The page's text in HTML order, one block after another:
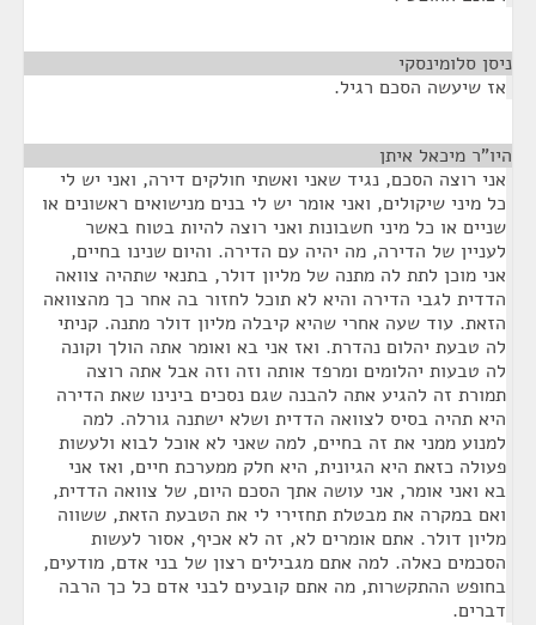
ניסן סלומינסקי
אז שיעשה הסכם רגיל.
היו"ר מיכאל איתן
אני רוצה הסכם, נגיד שאני ואשתי חולקים דירה, ואני יש לי
כל מיני שיקולים, ואני אומר יש לי בנים מנישואים ראשונים או
שניים או כל מיני חשבונות ואני רוצה להיות בטוח באשר
לעניין של הדירה, מה יהיה עם הדירה. והיום שנינו בחיים,
אני מוכן לתת לה מתנה של מליון דולר, בתנאי שתהיה צוואה
הדדית לגבי הדירה והיא לא תוכל לחזור בה אחר כך מהצוואה
הזאת. עוד שעה אחרי שהיא קיבלה מליון דולר מתנה. קניתי
לה טבעת יהלום נהדרת. ואז אני בא ואומר אתה הולך וקונה
לה טבעות יהלומים ומרפד אותה וזה וזה אבל אתה רוצה
תמורת זה להגיע אתה להבנה שגם נסכים בינינו שאת הדירה
היא תהיה בסיס לצוואה הדדית ושלא ישתנה גורלה. למה
למנוע ממני את זה בחיים, למה שאני לא אוכל לבוא ולעשות
פעולה כזאת היא הגיונית, היא חלק ממערכת חיים, ואז אני
בא ואני אומר, אני עושה אתך הסכם היום, של צוואה הדדית,
ואם במקרה את מבטלת תחזירי לי את הטבעת הזאת, ששווה
מליון דולר. אתם אומרים לא, זה לא אכיף, אסור לעשות
הסכמים כאלה. למה אתם מגבילים רצון של בני אדם, מודעים,
בחופש ההתקשרות, מה אתם קובעים לבני אדם כל כך הרבה
דברים.